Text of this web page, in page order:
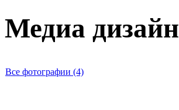
Медиа дизайн
Все фотографии (4)